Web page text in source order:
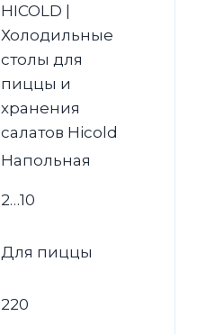
HICOLD |
Холодильные
столы для
пиццы и
хранения
салатов Hicold
Напольная
2…10
Для пиццы
220